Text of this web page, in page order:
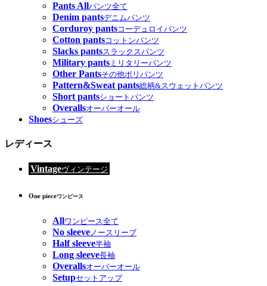
Pants Allパンツ全て
Denim pantsデニムパンツ
Corduroy pantsコーデュロイパンツ
Cotton pantsコットンパンツ
Slacks pantsスラックスパンツ
Military pants ミリタリーパンツ
Other Pantsその他ポリパンツ
Pattern&Sweat pants総柄&スウェットパンツ
Short pantsショートパンツ
Overallsオーバーオール
Shoesシューズ
レディース
Vintageヴィンテージ
One pieceワンピース
Allワンピース全て
No sleeve ノースリーブ
Half sleeve半袖
Long sleeve長袖
Overallsオーバーオール
Setupセットアップ